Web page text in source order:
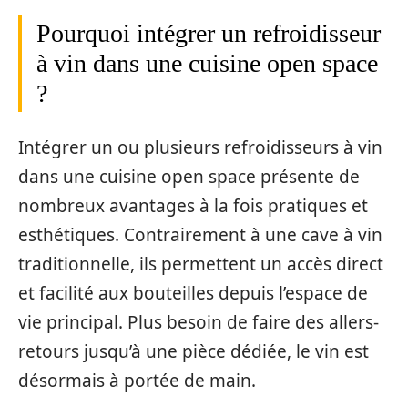
Pourquoi intégrer un refroidisseur
à vin dans une cuisine open space
?
Intégrer un ou plusieurs refroidisseurs à vin
dans une cuisine open space présente de
nombreux avantages à la fois pratiques et
esthétiques. Contrairement à une cave à vin
traditionnelle, ils permettent un accès direct
et facilité aux bouteilles depuis l’espace de
vie principal. Plus besoin de faire des allers-
retours jusqu’à une pièce dédiée, le vin est
désormais à portée de main.